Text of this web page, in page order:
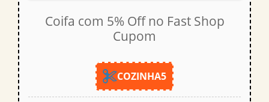
Coifa com 5% Off no Fast Shop
Cupom
COZINHA5